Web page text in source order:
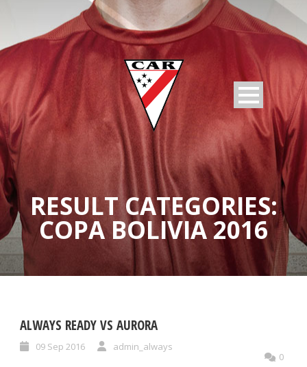
RESULT CATEGORIES:
COPA BOLIVIA 2016
ALWAYS READY VS AURORA
09 Sep 2016
admin_always
0